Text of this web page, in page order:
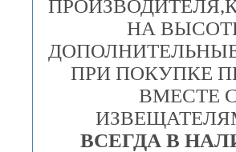
НА
ПРИ ПОКУПКЕ
ВМЕСТЕ
ВСЕГДА В